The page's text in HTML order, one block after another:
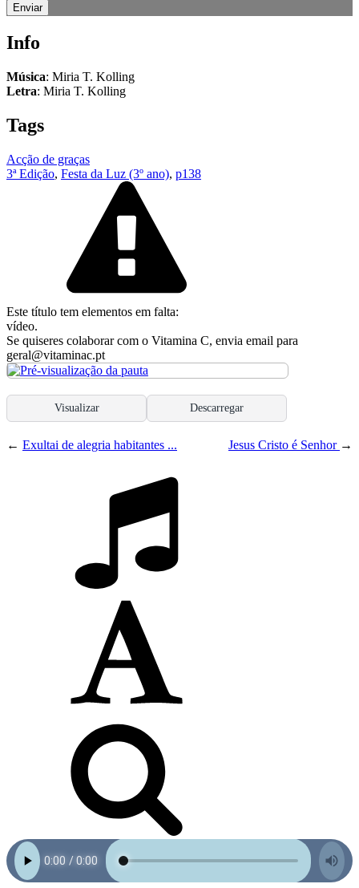
Info
Música: Miria T. Kolling
Letra: Miria T. Kolling
Tags
Acção de graças
3ª Edição, Festa da Luz (3º ano), p138
Este título tem elementos em falta:
vídeo.
Se quiseres colaborar com o Vitamina C, envia email para
geral@vitaminac.pt
Visualizar Descarregar
← Exultai de alegria habitantes ... Jesus Cristo é Senhor →